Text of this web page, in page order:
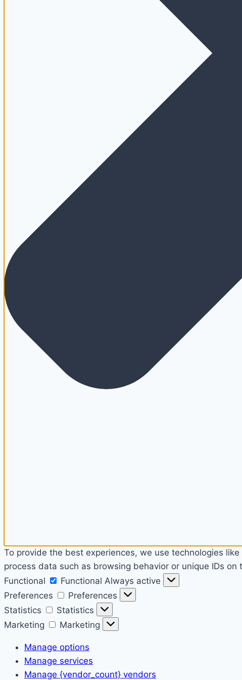
To provide the best experiences, we use technologies
process data such as browsing behavior or unique IDs
Functional
Functional Always active
Preferences
Preferences
Statistics
Statistics
Marketing
Marketing
Manage options
Manage services
Manage {vendor_count} vendors